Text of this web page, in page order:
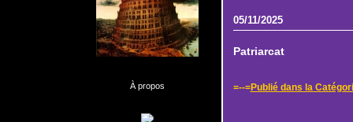
À propos
05/11/2025
Patriarcat
=--=Publié dans la